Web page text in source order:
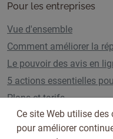
Pour les entreprises
Vue d'ensemble
Comment améliorer la
Le pouvoir des avis en
5 actions essentielles
Plans et tarifs
Ce site Web utilise
pour améliorer